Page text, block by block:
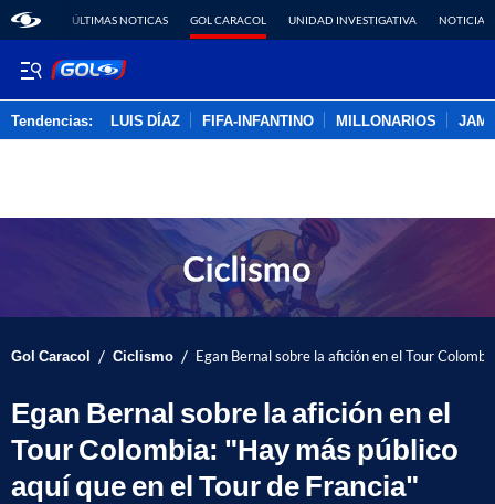
ÚLTIMAS NOTICAS GOL CARACOL UNIDAD INVESTIGATIVA NOTICIAS
Tendencias: LUIS DÍAZ FIFA-INFANTINO MILLONARIOS
Gol Caracol / Ciclismo / Egan Bernal sobre la afición en el Tour
Egan Bernal sobre la afición en el
Tour Colombia: "Hay más público
aquí que en el Tour de Francia"